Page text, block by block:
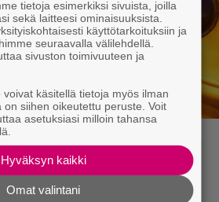
2023
Jason Stathamin
tietoja esimerkiksi sivuista, joilla
sekä laitteesi ominaisuuksista.
käyttötarkoituksiin ja
seuraavalla välilehdellä.
sivuston toimivuuteen ja
käsitellä tietoja myös ilman
on siihen oikeutettu peruste. Voit
asetuksiasi milloin tahansa
Hyväksyn kaikki
Omat valintani